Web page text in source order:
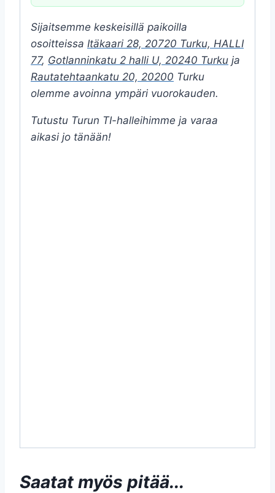
Sijaitsemme keskeisillä paikoilla
osoitteissa Itäkaari 28, 20720 Turku, HALLI
77, Gotlanninkatu 2 halli U, 20240 Turku ja
Rautatehtaankatu 20, 20200 Turku
olemme avoinna ympäri vuorokauden.
Tutustu Turun TI-halleihimme ja varaa
aikasi jo tänään!
Saatat myös pitää...